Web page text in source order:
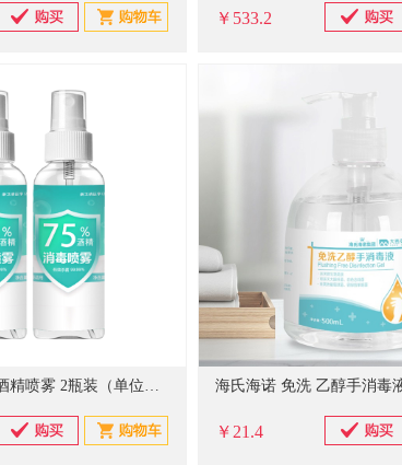
￥533.2
国产 100ml 75度酒精喷雾 2瓶装（单位：组）
￥21.4